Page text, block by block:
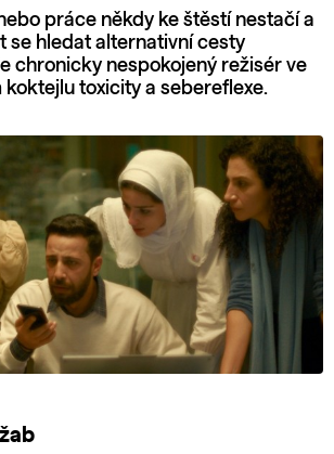
práce někdy ke štěstí nestačí a
se hledat alternativní cesty
chronicky nespokojený režisér ve
toxicity a sebereflexe.